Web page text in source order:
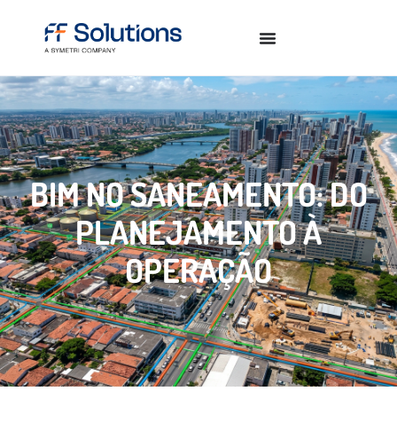
BIM NO SANEAMENTO: DO
PLANEJAMENTO À
OPERAÇÃO